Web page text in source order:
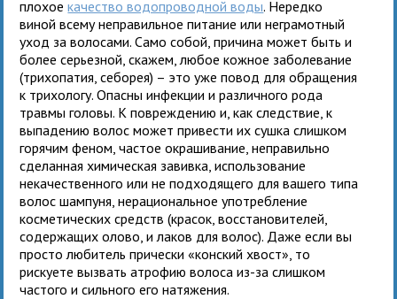
плохоекачество водопроводной воды. Нередко
виной всему неправильное питание или неграмотный
уход за волосами. Само собой, причина может быть и
более серьезной, скажем, любое кожное заболевание
(трихопатия, себорея) – это уже повод для обращения
к трихологу. Опасны инфекции и различного рода
травмы головы. К повреждению и, как следствие, к
выпадению волос может привести их сушка слишком
горячим феном, частое окрашивание, неправильно
сделанная химическая завивка, использование
некачественного или не подходящего для вашего типа
волос шампуня, нерациональное употребление
косметических средств (красок, восстановителей,
содержащих олово, и лаков для волос). Даже если вы
просто любитель прически «конский хвост», то
рискуете вызвать атрофию волоса из-за слишком
частого и сильного его натяжения.